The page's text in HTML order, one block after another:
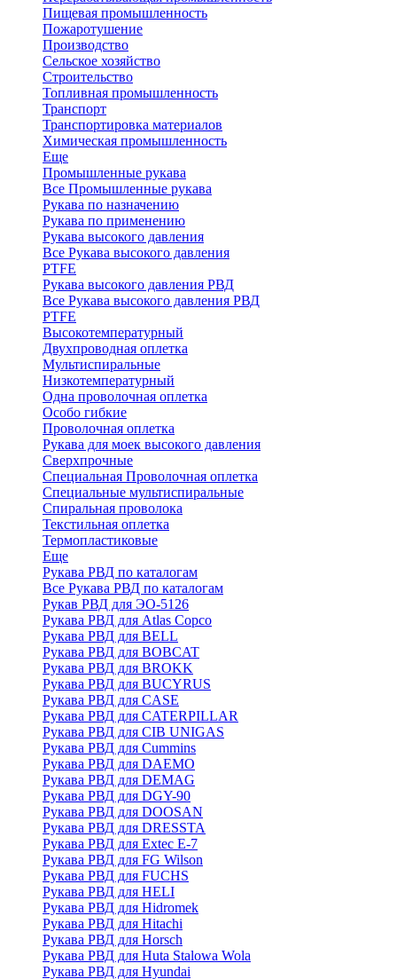
Пищевая промышленность
Пожаротушение
Производство
Сельское хозяйство
Строительство
Топливная промышленность
Транспорт
Транспортировка материалов
Химическая промышленность
Еще
Промышленные рукава
Все Промышленные рукава
Рукава по назначению
Рукава по применению
Рукава высокого давления
Все Рукава высокого давления
PTFE
Рукава высокого давления РВД
Все Рукава высокого давления РВД
PTFE
Высокотемпературный
Двухпроводная оплетка
Мультиспиральные
Низкотемпературный
Одна проволочная оплетка
Особо гибкие
Проволочная оплетка
Рукава для моек высокого давления
Сверхпрочные
Специальная Проволочная оплетка
Специальные мультиспиральные
Спиральная проволока
Текстильная оплетка
Термопластиковые
Еще
Рукава РВД по каталогам
Все Рукава РВД по каталогам
Рукав РВД для ЭО-5126
Рукава РВД для Atlas Copco
Рукава РВД для BELL
Рукава РВД для BOBCAT
Рукава РВД для BROKK
Рукава РВД для BUCYRUS
Рукава РВД для CASE
Рукава РВД для CATERPILLAR
Рукава РВД для CIB UNIGAS
Рукава РВД для Cummins
Рукава РВД для DAEMO
Рукава РВД для DEMAG
Рукава РВД для DGY-90
Рукава РВД для DOOSAN
Рукава РВД для DRESSTA
Рукава РВД для Extec E-7
Рукава РВД для FG Wilson
Рукава РВД для FUCHS
Рукава РВД для HELI
Рукава РВД для Hidromek
Рукава РВД для Hitachi
Рукава РВД для Horsch
Рукава РВД для Huta Stalowa Wola
Рукава РВД для Hyundai